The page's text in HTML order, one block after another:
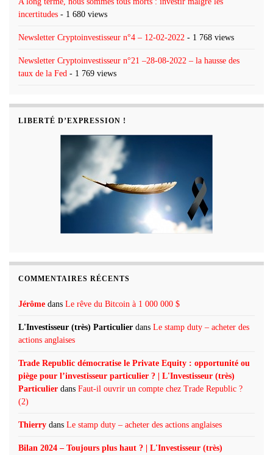
incertitudes - 1 680 views
Newsletter Cryptoinvestisseur n°4 – 12-02-2022 - 1 768 views
Newsletter Cryptoinvestisseur n°21 –28-08-2022 – la hausse des
taux de la Fed - 1 769 views
LIBERTÉ D’EXPRESSION !
COMMENTAIRES RÉCENTS
Jérôme dans Le rêve du Bitcoin à 1 000 000 $
L'Investisseur (très) Particulier dans Le stamp duty – acheter des
actions anglaises
Trade Republic démocratise le Private Equity : opportunité ou
piège pour l’investisseur particulier ? | L'Investisseur (très)
Particulier dans Faut-il ouvrir un compte chez Trade Republic ?
(2)
Thierry dans Le stamp duty – acheter des actions anglaises
Bilan 2024 – Toujours plus haut ? | L'Investisseur (très)